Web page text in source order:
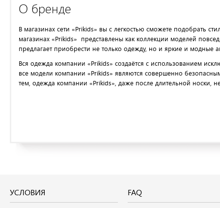
О бренде
В магазинах сети «Prikids» вы с легкостью сможете подобрать
магазинах «Prikids» представлены как коллекции моделей
предлагает приобрести не только одежду, но и яркие и модные
Вся одежда компании «Prikids» создаётся с использованием
все модели компании «Prikids» являются совершенно
тем, одежда компании «Prikids», даже после длительной носки,
УСЛОВИЯ FAQ